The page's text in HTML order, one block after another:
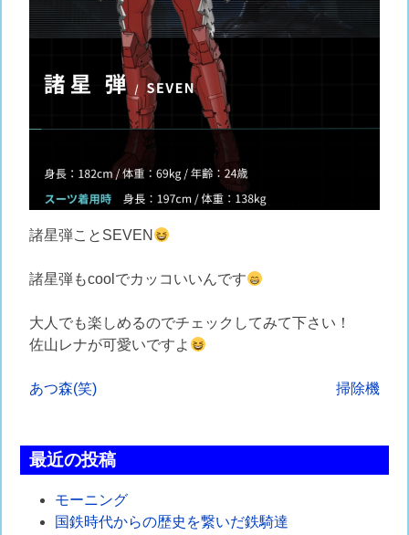
諸星弾ことSEVEN
諸星弾もcoolでカッコいいんです
大人でも楽しめるのでチェックしてみて下さい！
佐山レナが可愛いですよ
投
ナ
ゲ
あつ森(笑) 掃除機
最近の投稿
モーニング
国鉄時代からの歴史を繋いだ鉄騎達